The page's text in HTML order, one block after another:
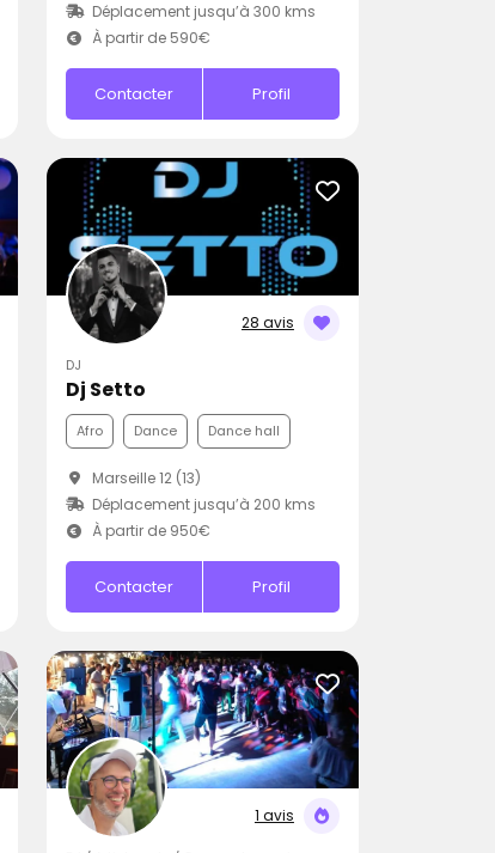
Déplacement jusqu’à 300 kms
À partir de 590€
Contacter Profil
28 avis
DJ
Dj Setto
Afro Dance Dance hall
Marseille 12 (13)
Déplacement jusqu’à 200 kms
À partir de 950€
Contacter Profil
1 avis